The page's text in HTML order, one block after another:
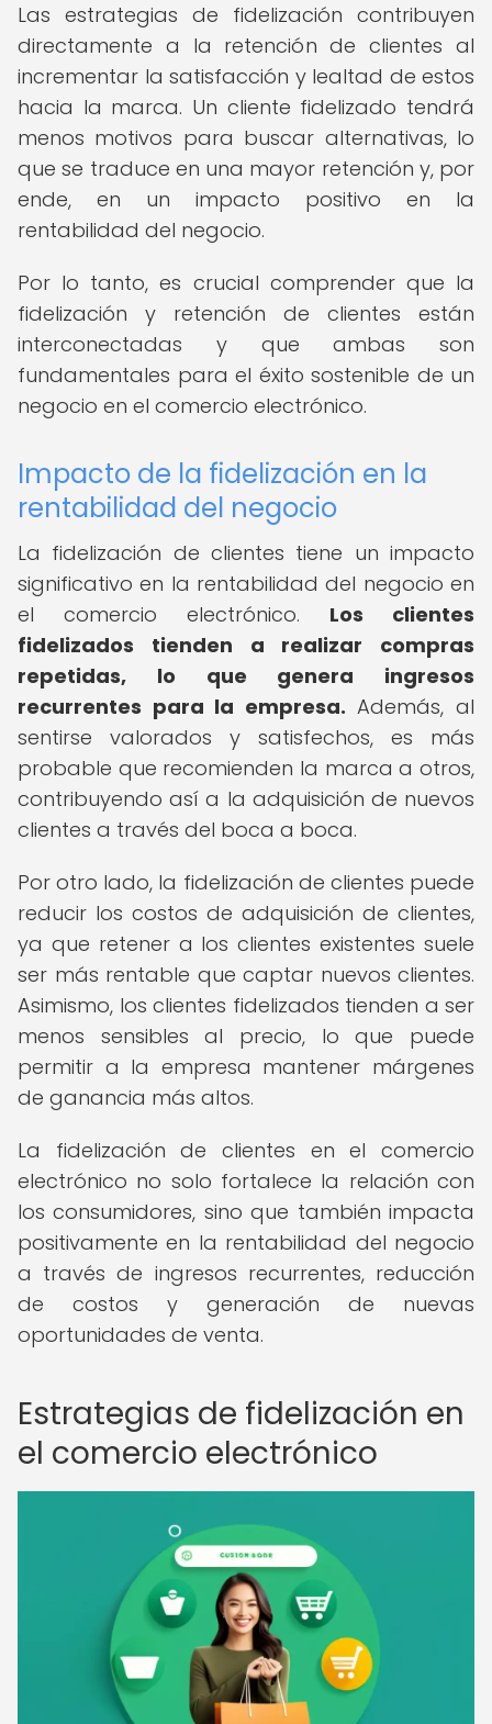
Las estrategias de fidelización contribuyen
directamente a la retención de clientes al
incrementar la satisfacción y lealtad de estos
hacia la marca. Un cliente fidelizado tendrá
menos motivos para buscar alternativas, lo
que se traduce en una mayor retención y, por
ende, en un impacto positivo en la
rentabilidad del negocio.
Por lo tanto, es crucial comprender que la
fidelización y retención de clientes están
interconectadas y que ambas son
fundamentales para el éxito sostenible de un
negocio en el comercio electrónico.
Impacto de la fidelización en la
rentabilidad del negocio
La fidelización de clientes tiene un impacto
significativo en la rentabilidad del negocio en
el comercio electrónico. Los clientes
fidelizados tienden a realizar compras
repetidas, lo que genera ingresos
recurrentes para la empresa. Además, al
sentirse valorados y satisfechos, es más
probable que recomienden la marca a otros,
contribuyendo así a la adquisición de nuevos
clientes a través del boca a boca.
Por otro lado, la fidelización de clientes puede
reducir los costos de adquisición de clientes,
ya que retener a los clientes existentes suele
ser más rentable que captar nuevos clientes.
Asimismo, los clientes fidelizados tienden a ser
menos sensibles al precio, lo que puede
permitir a la empresa mantener márgenes
de ganancia más altos.
La fidelización de clientes en el comercio
electrónico no solo fortalece la relación con
los consumidores, sino que también impacta
positivamente en la rentabilidad del negocio
a través de ingresos recurrentes, reducción
de costos y generación de nuevas
oportunidades de venta.
Estrategias de fidelización en
el comercio electrónico